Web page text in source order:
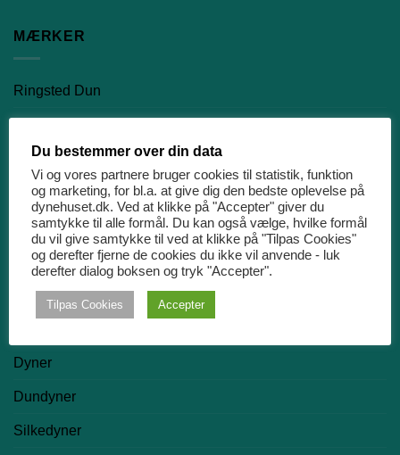
MÆRKER
Ringsted Dun
Hefel
Pure & Care
Night & Day
Nørgaard Madsen EFTF
PRODUKTKATEGORIER
Dyner
Dundyner
Silkedyner
Du bestemmer over din data
Vi og vores partnere bruger cookies til statistik, funktion
og marketing, for bl.a. at give dig den bedste oplevelse på
dynehuset.dk. Ved at klikke på "Accepter" giver du
samtykke til alle formål. Du kan også vælge, hvilke formål
du vil give samtykke til ved at klikke på "Tilpas Cookies"
og derefter fjerne de cookies du ikke vil anvende - luk
derefter dialog boksen og tryk "Accepter".
Tilpas Cookies Accepter